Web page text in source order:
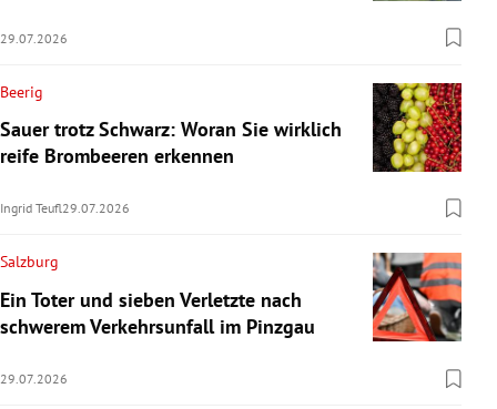
29.07.2026
Beerig
Sauer trotz Schwarz: Woran Sie wirklich
reife Brombeeren erkennen
Ingrid Teufl29.07.2026
Salzburg
Ein Toter und sieben Verletzte nach
schwerem Verkehrsunfall im Pinzgau
29.07.2026